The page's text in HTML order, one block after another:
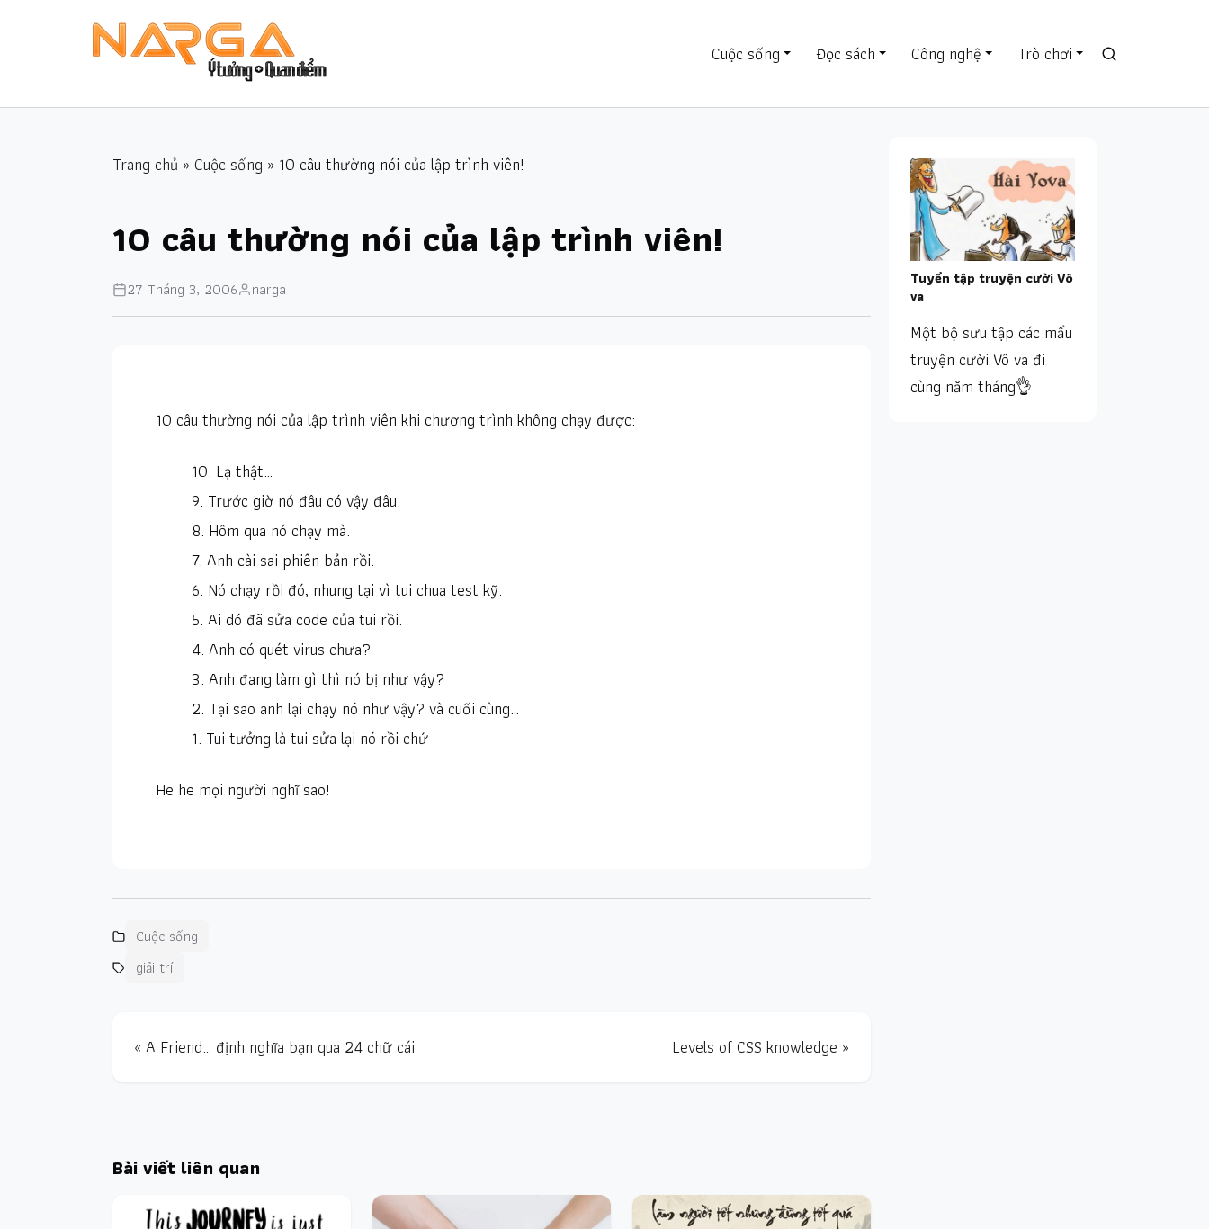
Cuộc sống Đọc sách Công nghệ Trò chơi
Trang chủ » Cuộc sống » 10 câu thường nói của lập trình viên!
10 câu thường nói của lập trình viên!
27 Tháng 3, 2006 narga
10 câu thường nói của lập trình viên khi chương trình không chạy được:
10. Lạ thật…
9. Trước giờ nó đâu có vậy đâu.
8. Hôm qua nó chạy mà.
7. Anh cài sai phiên bản rồi.
6. Nó chạy rồi đó, nhung tại vì tui chua test kỹ.
5. Ai dó đã sửa code của tui rồi.
4. Anh có quét virus chưa?
3. Anh đang làm gì thì nó bị như vậy?
2. Tại sao anh lại chạy nó như vậy? và cuối cùng…
1. Tui tưởng là tui sửa lại nó rồi chứ
He he mọi người nghĩ sao!
Cuộc sống
giải trí
« A Friend… định nghĩa bạn qua 24 chữ cái Levels of CSS knowledge »
Bài viết liên quan
Tuyển tập truyện cười Vô
va
Một bộ sưu tập các mẩu
truyện cười Vô va đi
cùng năm tháng👌